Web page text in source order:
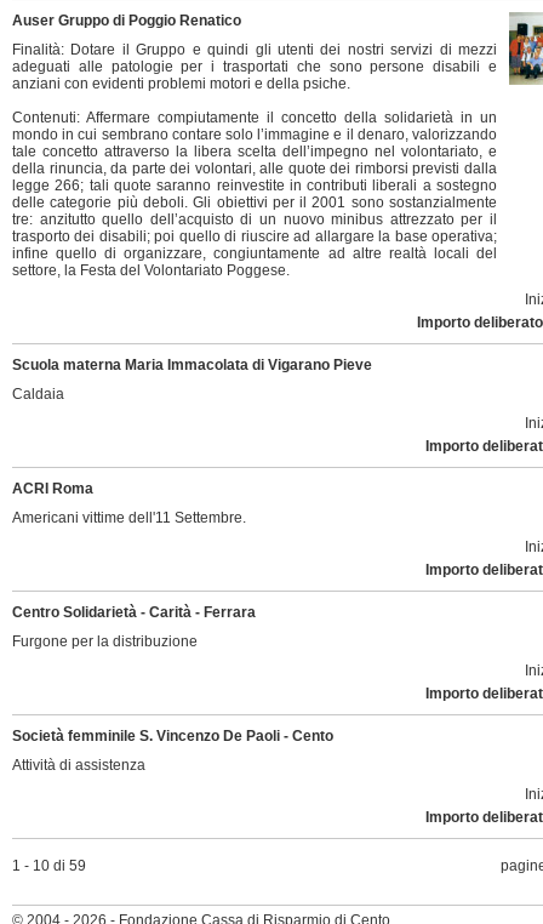
Auser Gruppo di Poggio Renatico
Finalità: Dotare il Gruppo e quindi gli utenti dei nostri servizi di mezzi
adeguati alle patologie per i trasportati che sono persone disabili e
anziani con evidenti problemi motori e della psiche.
Contenuti: Affermare compiutamente il concetto della solidarietà in un
mondo in cui sembrano contare solo l’immagine e il denaro, valorizzando
tale concetto attraverso la libera scelta dell’impegno nel volontariato, e
della rinuncia, da parte dei volontari, alle quote dei rimborsi previsti dalla
legge 266; tali quote saranno reinvestite in contributi liberali a sostegno
delle categorie più deboli. Gli obiettivi per il 2001 sono sostanzialmente
tre: anzitutto quello dell’acquisto di un nuovo minibus attrezzato per il
trasporto dei disabili; poi quello di riuscire ad allargare la base operativa;
infine quello di organizzare, congiuntamente ad altre realtà locali del
settore, la Festa del Volontariato Poggese.
Importo
Scuola materna Maria Immacolata di Vigarano Pieve
Caldaia
Importo
ACRI Roma
Americani vittime dell'11 Settembre.
Importo
Centro Solidarietà - Carità - Ferrara
Furgone per la distribuzione
Importo
Società femminile S. Vincenzo De Paoli - Cento
Attività di assistenza
Importo
1 - 10 di 59
© 2004 - 2026 - Fondazione Cassa di Risparmio di Cento